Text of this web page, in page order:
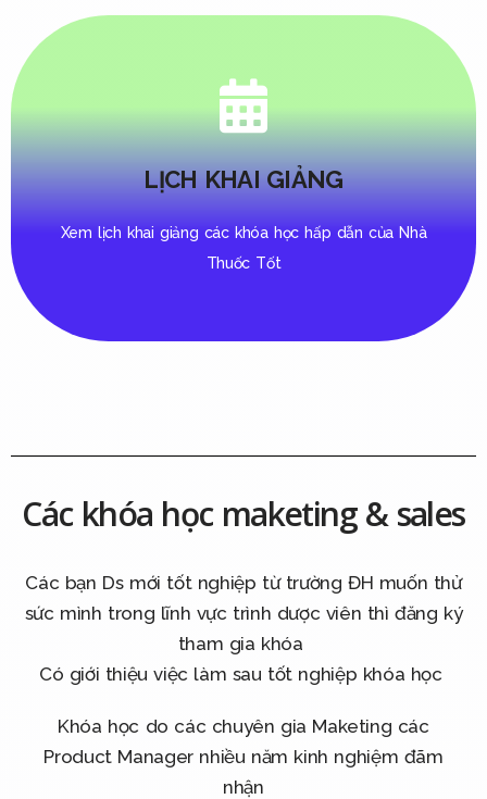
LỊCH KHAI GIẢNG
Xem lịch khai giảng các khóa học hấp dẫn của Nhà
Thuốc Tốt
XEM TẠI ĐÂY
Click Here
Các khóa học maketing & sales
Các bạn Ds mới tốt nghiệp từ trường ĐH muốn thử
sức mình trong lĩnh vực trình dược viên thì đăng ký
tham gia khóa
Có giới thiệu việc làm sau tốt nghiệp khóa học
Khóa học do các chuyên gia Maketing các
Product Manager nhiều năm kinh nghiệm đãm
nhận